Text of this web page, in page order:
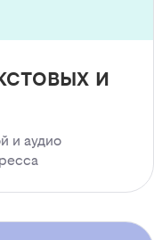
и
и аудио